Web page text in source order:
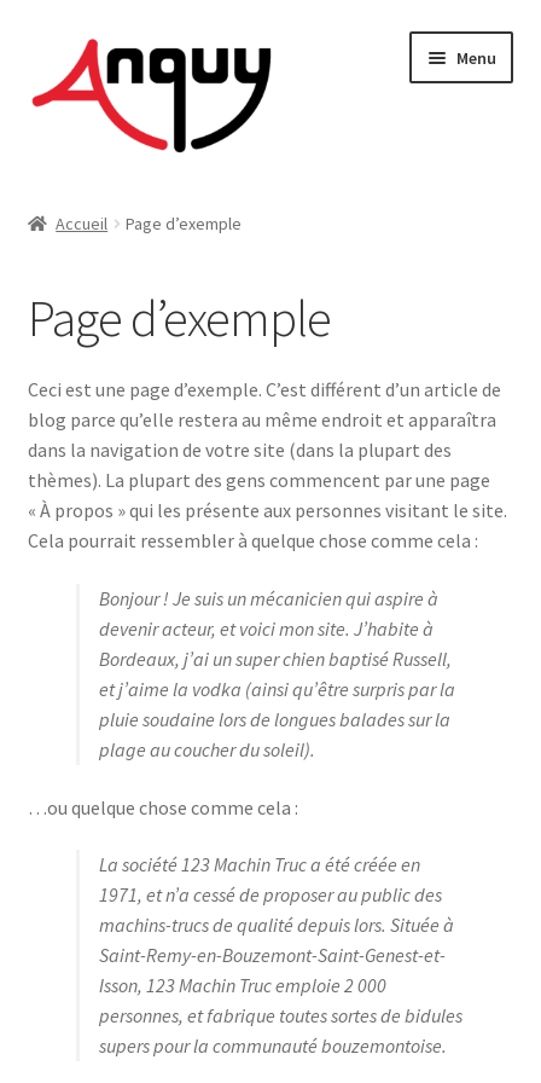
la
contenu
Menu
ENFANT
ACCESSOIRES
MAISON & DÉCO
On vous dit tout !
Accueil Page d’exemple
Page d’exemple
Ceci est une page d’exemple. C’est différent d’un article de
blog parce qu’elle restera au même endroit et apparaîtra
dans la navigation de votre site (dans la plupart des
thèmes). La plupart des gens commencent par une page
« À propos » qui les présente aux personnes visitant le site.
Cela pourrait ressembler à quelque chose comme cela :
Bonjour ! Je suis un mécanicien qui aspire à
devenir acteur, et voici mon site. J’habite à
Bordeaux, j’ai un super chien baptisé Russell,
et j’aime la vodka (ainsi qu’être surpris par la
pluie soudaine lors de longues balades sur la
plage au coucher du soleil).
…ou quelque chose comme cela :
La société 123 Machin Truc a été créée en
1971, et n’a cessé de proposer au public des
machins-trucs de qualité depuis lors. Située à
Saint-Remy-en-Bouzemont-Saint-Genest-et-
Isson, 123 Machin Truc emploie 2 000
personnes, et fabrique toutes sortes de bidules
supers pour la communauté bouzemontoise.